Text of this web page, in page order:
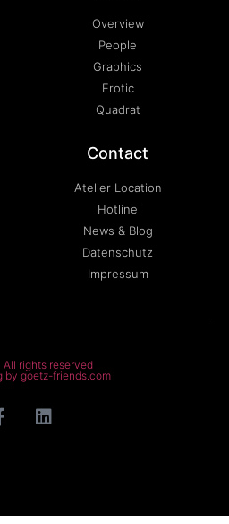
Overview
People
Graphics
Erotic
Quadrat
Contact
Atelier Location
Hotline
News & Blog
Datenschutz
Impressum
All rights reserved
by goetz-friends.com